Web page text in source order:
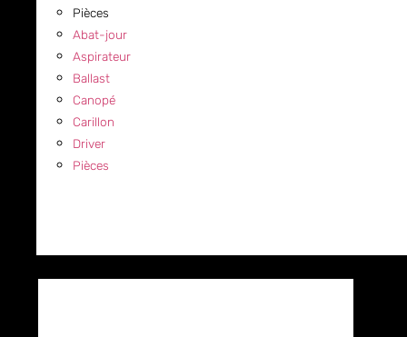
Pièces
Abat-jour
Aspirateur
Ballast
Canopé
Carillon
Driver
Pièces